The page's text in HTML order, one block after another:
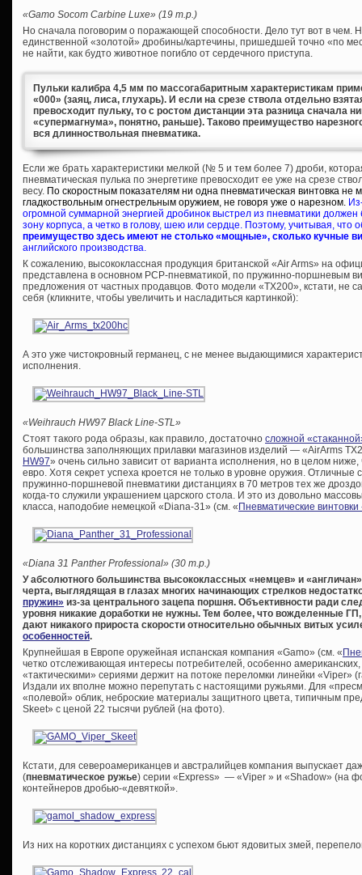
«Gamo Socom Carbine Luxe» (19 т.р.)
Но сначала поговорим о поражающей способности. Дело тут вот в чем.
единственной «золотой» дробины/картечины, пришедшей точно «по
не найти, как будто животное погибло от сердечного приступа.
Пульки калибра 4,5 мм по массогабаритным характеристикам
«000» (заяц, лиса, глухарь). И если на срезе ствола отдельно
превосходит пульку, то с ростом дистанции эта разница сначала
«супермагнума», понятно, раньше). Таково преимущество
вся длинноствольная пневматика.
Если же брать характеристики мелкой (№ 5 и тем более 7) дроби,
пневматическая пулька по энергетике превосходит ее уже на срезе
весу. По скоростным показателям ни одна пневматическая винтовка не
гладкоствольным огнестрельным оружием, не говоря уже о нарезном.
огромной суммарной энергией дробинок выстрел из пневматики
зону корпуса, а четко в голову, шею или сердце. Поэтому, учитывая, что
преимущество здесь имеют не столько «мощные», сколько кучные
английского производства.
К сожалению, высококлассная продукция британской «Air Arms» на
представлена в основном PCP-пневматикой, по пружинно-поршневым
предложения от частных продавцов. Фото модели «TX200», кстати, не
себя (кликните, чтобы увеличить и насладиться картинкой):
А это уже чистокровный германец, с не менее выдающимися
исполнения.
«Weihrauch HW97 Black Line-STL»
Стоят такого рода образы, как правило, достаточно сложной
большинства заполняющих прилавки магазинов изделий — «AirArms
HW97» очень сильно зависит от варианта исполнения, но в целом
евро. Хотя секрет успеха кроется не только в уровне оружия. Отличные
пружинно-поршневой пневматики дистанциях в 70 метров тех же
когда-то служили украшением царского стола. И это из довольно
класса, наподобие немецкой «Diana-31» (см. « Пневматические
«Diana 31 Panther Professional» (30 т.р.)
У абсолютного большинства высококлассных «немцев» и
черта, выглядящая в глазах многих начинающих стрелков
пружин» из-за центрального зацепа поршня. Объективности ради
уровня никакие доработки не нужны. Тем более, что вожделенные
дают никакого прироста скорости относительно обычных витых
особенностей.
Крупнейшая в Европе оружейная испанская компания «Gamo» (см. «
четко отслеживающая интересы потребителей, особенно
«тактическими» сериями держит на потоке переломки линейки «Viper»
Издали их вполне можно перепутать с настоящими ружьями. Для
«полевой» облик, неброские материалы защитного цвета, типичным
Skeet» с ценой 22 тысячи рублей (на фото).
Кстати, для североамериканцев и австралийцев компания выпускает
(пневматическое ружье) серии «Express» — «Viper » и «Shadow» (на
контейнеров дробью-«девяткой».
Из них на коротких дистанциях с успехом бьют ядовитых змей,